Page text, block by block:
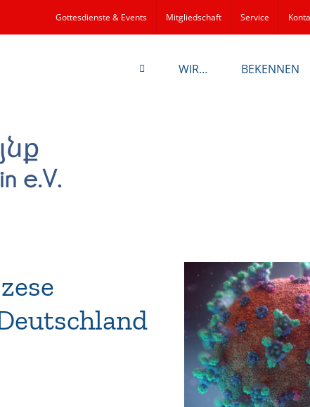
Gottesdienste & Events Mitgliedschaft Service
WIR… BEKENNEN